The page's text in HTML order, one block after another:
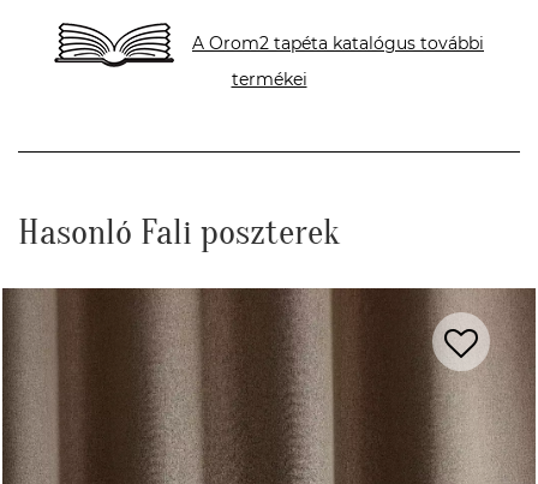
A Orom2 tapéta katalógus további
termékei
Hasonló Fali poszterek